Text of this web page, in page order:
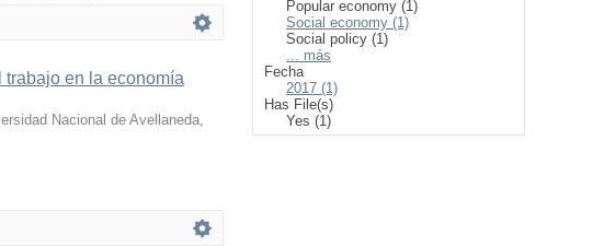
en la economía
Nacional de Avellaneda,
Popular economy (1)
Social economy (1)
Social policy (1)
... más
Fecha
2017 (1)
Has File(s)
Yes (1)